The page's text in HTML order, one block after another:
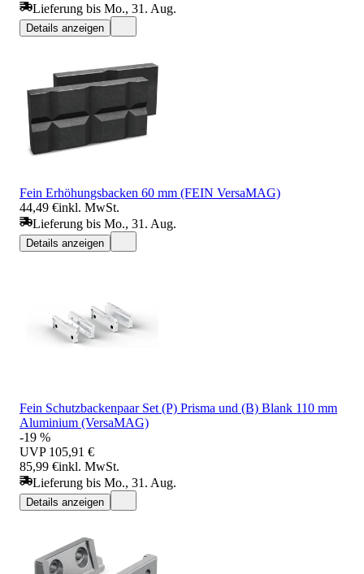
Lieferung bis Mo., 31. Aug.
Details anzeigen
Fein Erhöhungsbacken 60 mm (FEIN VersaMAG)
44,49 €inkl. MwSt.
Lieferung bis Mo., 31. Aug.
Details anzeigen
Fein Schutzbackenpaar Set (P) Prisma und (B) Blank 110 mm
Aluminium (VersaMAG)
-19 %
UVP 105,91 €
85,99 €inkl. MwSt.
Lieferung bis Mo., 31. Aug.
Details anzeigen